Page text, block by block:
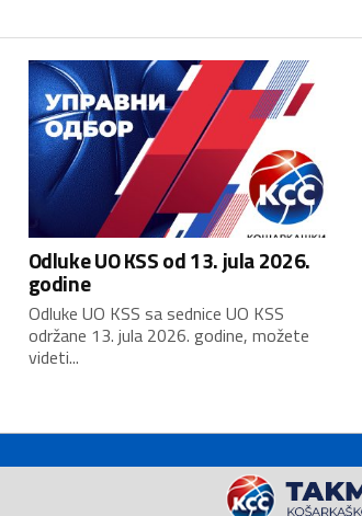
Odluke UO KSS od 13. jula 2026.
godine
Odluke UO KSS sa sednice UO KSS
održane 13. jula 2026. godine, možete
videti...